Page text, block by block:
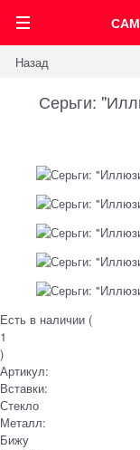
Назад
Серьги:
Есть в наличии (
1
)
Артикул:
Вставки:
Стекло
Металл:
Бижу